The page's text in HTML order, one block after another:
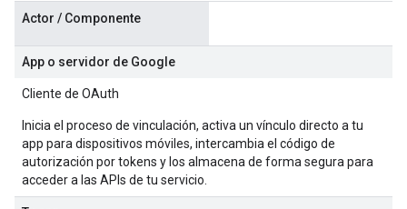
Actor / Componente
App o servidor de Google
Cliente de OAuth
Inicia el proceso de vinculación, activa un vínculo directo a tu
app para dispositivos móviles, intercambia el código de
autorización por tokens y los almacena de forma segura para
acceder a las APIs de tu servicio.